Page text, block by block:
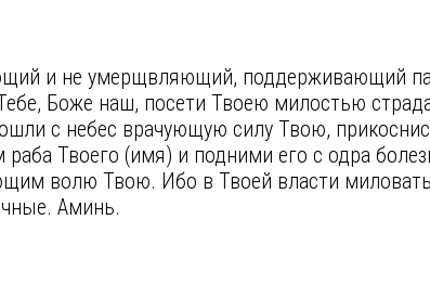
и не умерщвляющий, поддерживающий
Боже наш, посети Твоею милостью
с небес врачующую силу Твою,
Твоего (имя) и подними его с одра
волю Твою. Ибо в Твоей власти
Аминь.